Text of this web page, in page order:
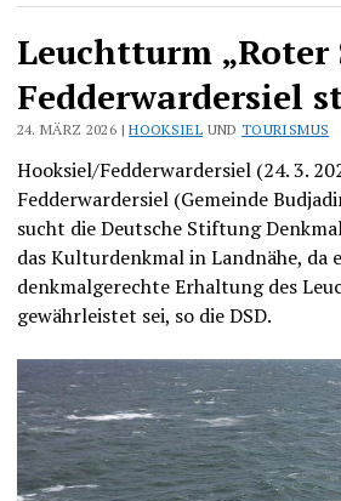
Leuchtturm „Roter
Fedderwardersiel
24. MÄRZ 2026 |HOOKSIEL UND TOURISMUS
Hooksiel/Fedderwardersiel (24. 3.
Fedderwardersiel (Gemeinde
sucht die Deutsche Stiftung
das Kulturdenkmal in Landnähe, da
denkmalgerechte Erhaltung des
gewährleistet sei, so die DSD.